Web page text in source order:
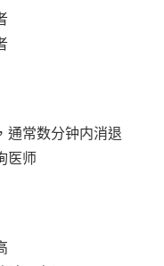
通常数分钟内消退
医师